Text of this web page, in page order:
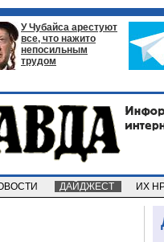
У Чубайса арестуют
все, что нажито
непосильным
трудом
ДАЙДЖЕСТ ИХ